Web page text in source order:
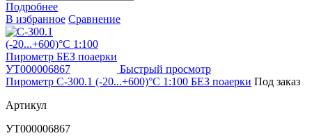
Подробнее
В избранное Сравнение
Быстрый просмотр
Пирометр С-300.1 (-20...+600)°С 1:100 БЕЗ поаерки Под заказ
Артикул
УТ000006867